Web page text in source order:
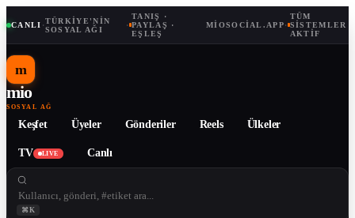
CANLI ·TÜRKIYE'NIN
SOSYAL AĞI
·
TANIŞ ·
PAYLAŞ ·
EŞLEŞ
MIOSOCIAL.APP·
TÜM
SISTEMLER
AKTIF
m
mio
SOSYAL AĞ
Keşfet Üyeler Gönderiler Reels Ülkeler
TV LIVE Canlı
⌘K